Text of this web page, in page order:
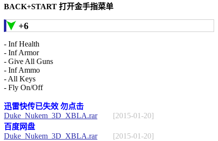
BACK+START 打开金手指菜单
+6
- Inf Health
- Inf Armor
- Give All Guns
- Inf Ammo
- All Keys
- Fly On/Off
迅雷快传已失效 勿点击
Duke_Nukem_3D_XBLA.rar
[2015-01-20]
百度网盘
Duke_Nukem_3D_XBLA.rar
[2015-01-20]